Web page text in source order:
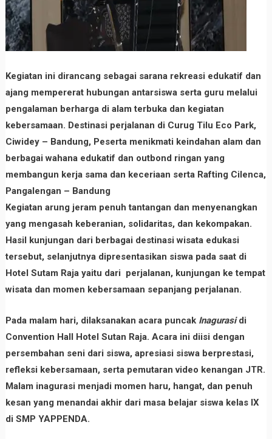
Kegiatan ini dirancang sebagai sarana rekreasi edukatif dan
ajang mempererat hubungan antarsiswa serta guru melalui
pengalaman berharga di alam terbuka dan kegiatan
kebersamaan. Destinasi perjalanan di Curug Tilu Eco Park,
Ciwidey – Bandung, Peserta menikmati keindahan alam dan
berbagai wahana edukatif dan outbond ringan yang
membangun kerja sama dan keceriaan serta Rafting Cilenca,
Pangalengan – Bandung
Kegiatan arung jeram penuh tantangan dan menyenangkan
yang mengasah keberanian, solidaritas, dan kekompakan.
Hasil kunjungan dari berbagai destinasi wisata edukasi
tersebut, selanjutnya dipresentasikan siswa pada saat di
Hotel Sutam Raja yaitu dari perjalanan, kunjungan ke tempat
wisata dan momen kebersamaan sepanjang perjalanan.
Pada malam hari, dilaksanakan acara puncak Inagurasidi
Convention Hall Hotel Sutan Raja. Acara ini diisi dengan
persembahan seni dari siswa, apresiasi siswa berprestasi,
refleksi kebersamaan, serta pemutaran video kenangan JTR.
Malam inagurasi menjadi momen haru, hangat, dan penuh
kesan yang menandai akhir dari masa belajar siswa kelas IX
di SMP YAPPENDA.